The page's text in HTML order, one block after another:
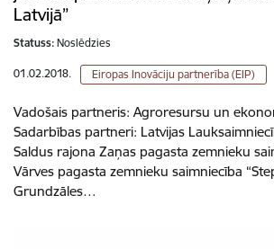
Latvijā”
Statuss: Noslēdzies
01.02.2018. Eiropas Inovāciju partnerība (EIP)
Vadošais partneris: Agroresursu un
Sadarbības partneri: Latvijas
Saldus rajona Zaņas pagasta zemnieku
Vārves pagasta zemnieku saimniecība
Grundzāles…